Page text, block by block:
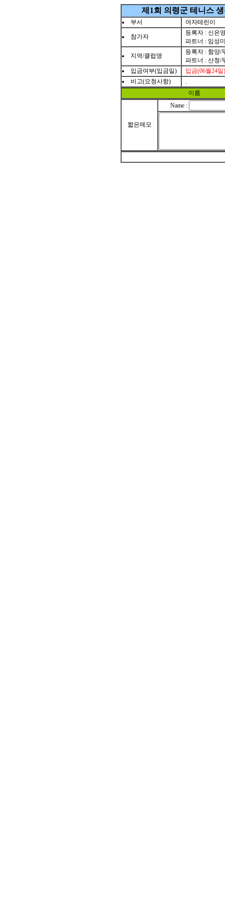
제1회 의령군 테니스
부서 여자테린이
참가자
등록자 : 신은
파트너 : 임성
지역/클럽명
등록자 : 함양/
파트너 : 산청/
입금여부(입금일)
입금(06월24일)
비고(요청사항)
.
이름
짧은메모
Name :